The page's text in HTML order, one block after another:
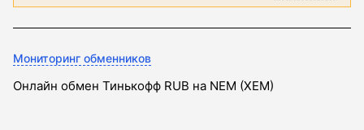
Мониторинг обменников
Онлайн обмен Тинькофф RUB на NEM (XEM)